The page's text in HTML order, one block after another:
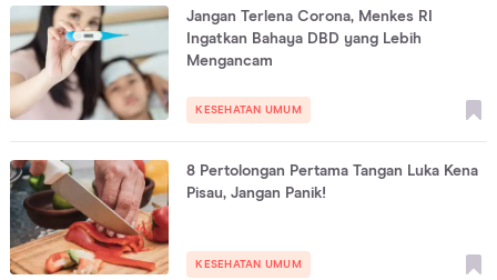
Jangan Terlena Corona, Menkes RI
Ingatkan Bahaya DBD yang Lebih
Mengancam
KESEHATAN UMUM
8 Pertolongan Pertama Tangan Luka Kena
Pisau, Jangan Panik!
KESEHATAN UMUM